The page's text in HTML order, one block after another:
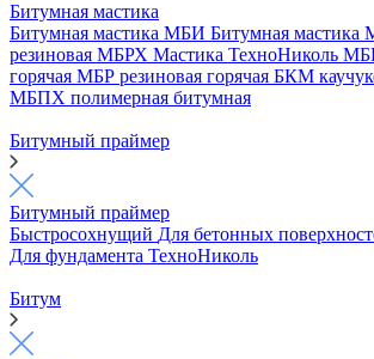
Битумная мастика
Битумная мастика МБИ Битумная мастика
резиновая МБРХ Мастика ТехноНиколь
горячая МБР резиновая горячая БКМ
МБПХ полимерная битумная
Битумный праймер
Битумный праймер
Быстросохнущий Для бетонных
Для фундамента ТехноНиколь
Битум